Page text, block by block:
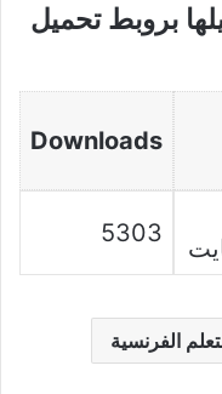
بروبط تحميل
Downloads
5303
الفرنسية